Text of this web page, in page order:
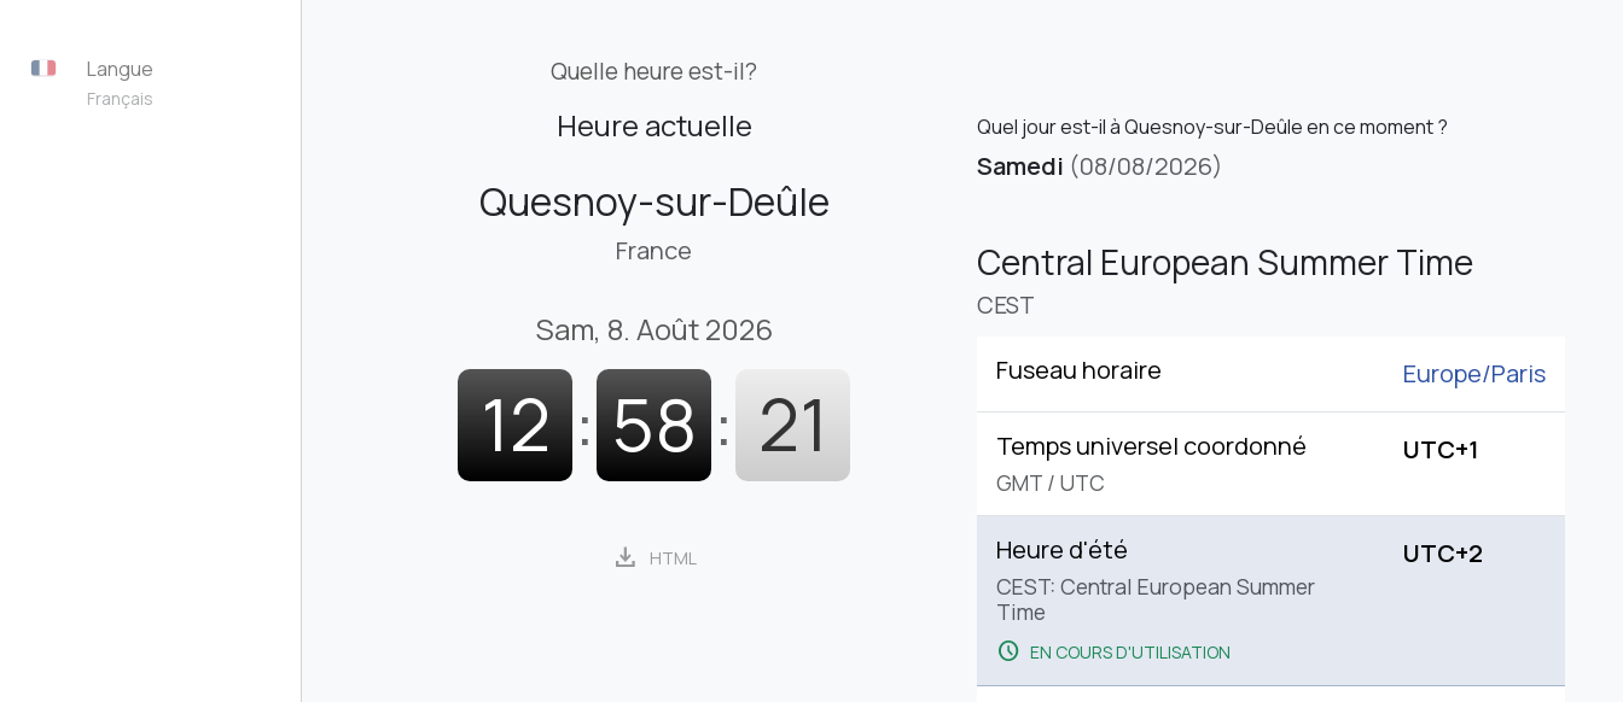
Langue
Français
Quelle heure est-il?
Heure actuelle
Quesnoy-sur-Deûle
France
Sam, 8. Août 2026
12 : 58 : 22
download HTML
Quel jour est-il à Quesnoy-sur-Deûle en ce moment ?
Samedi (08/08/2026)
Central European Summer Time
CEST
Fuseau horaire Europe/Paris
Temps universel coordonné
GMT / UTC
UTC+1
Heure d'été
CEST: Central European Summer
Time
schedule EN COURS D'UTILISATION
UTC+2